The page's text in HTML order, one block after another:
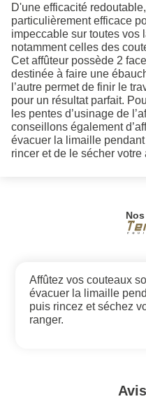
D'une efficacité
particulièrement efficace
impeccable sur toutes vos
notamment celles des
Cet affûteur possède 2
destinée à faire une
l’autre permet de finir le
pour un résultat parfait.
les pentes d’usinage de
conseillons également
évacuer la limaille
rincer et de le sécher
Affûtez vos couteaux
évacuer la limaille
puis rincez et séchez
ranger.
Avis